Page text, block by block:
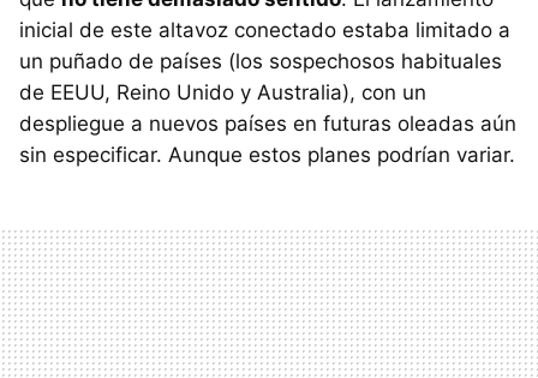
inicial de este altavoz conectado estaba limitado a
un puñado de países (los sospechosos habituales
de EEUU, Reino Unido y Australia), con un
despliegue a nuevos países en futuras oleadas aún
sin especificar. Aunque estos planes podrían variar.